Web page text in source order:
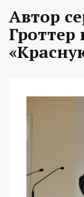
Автор
Гроттер